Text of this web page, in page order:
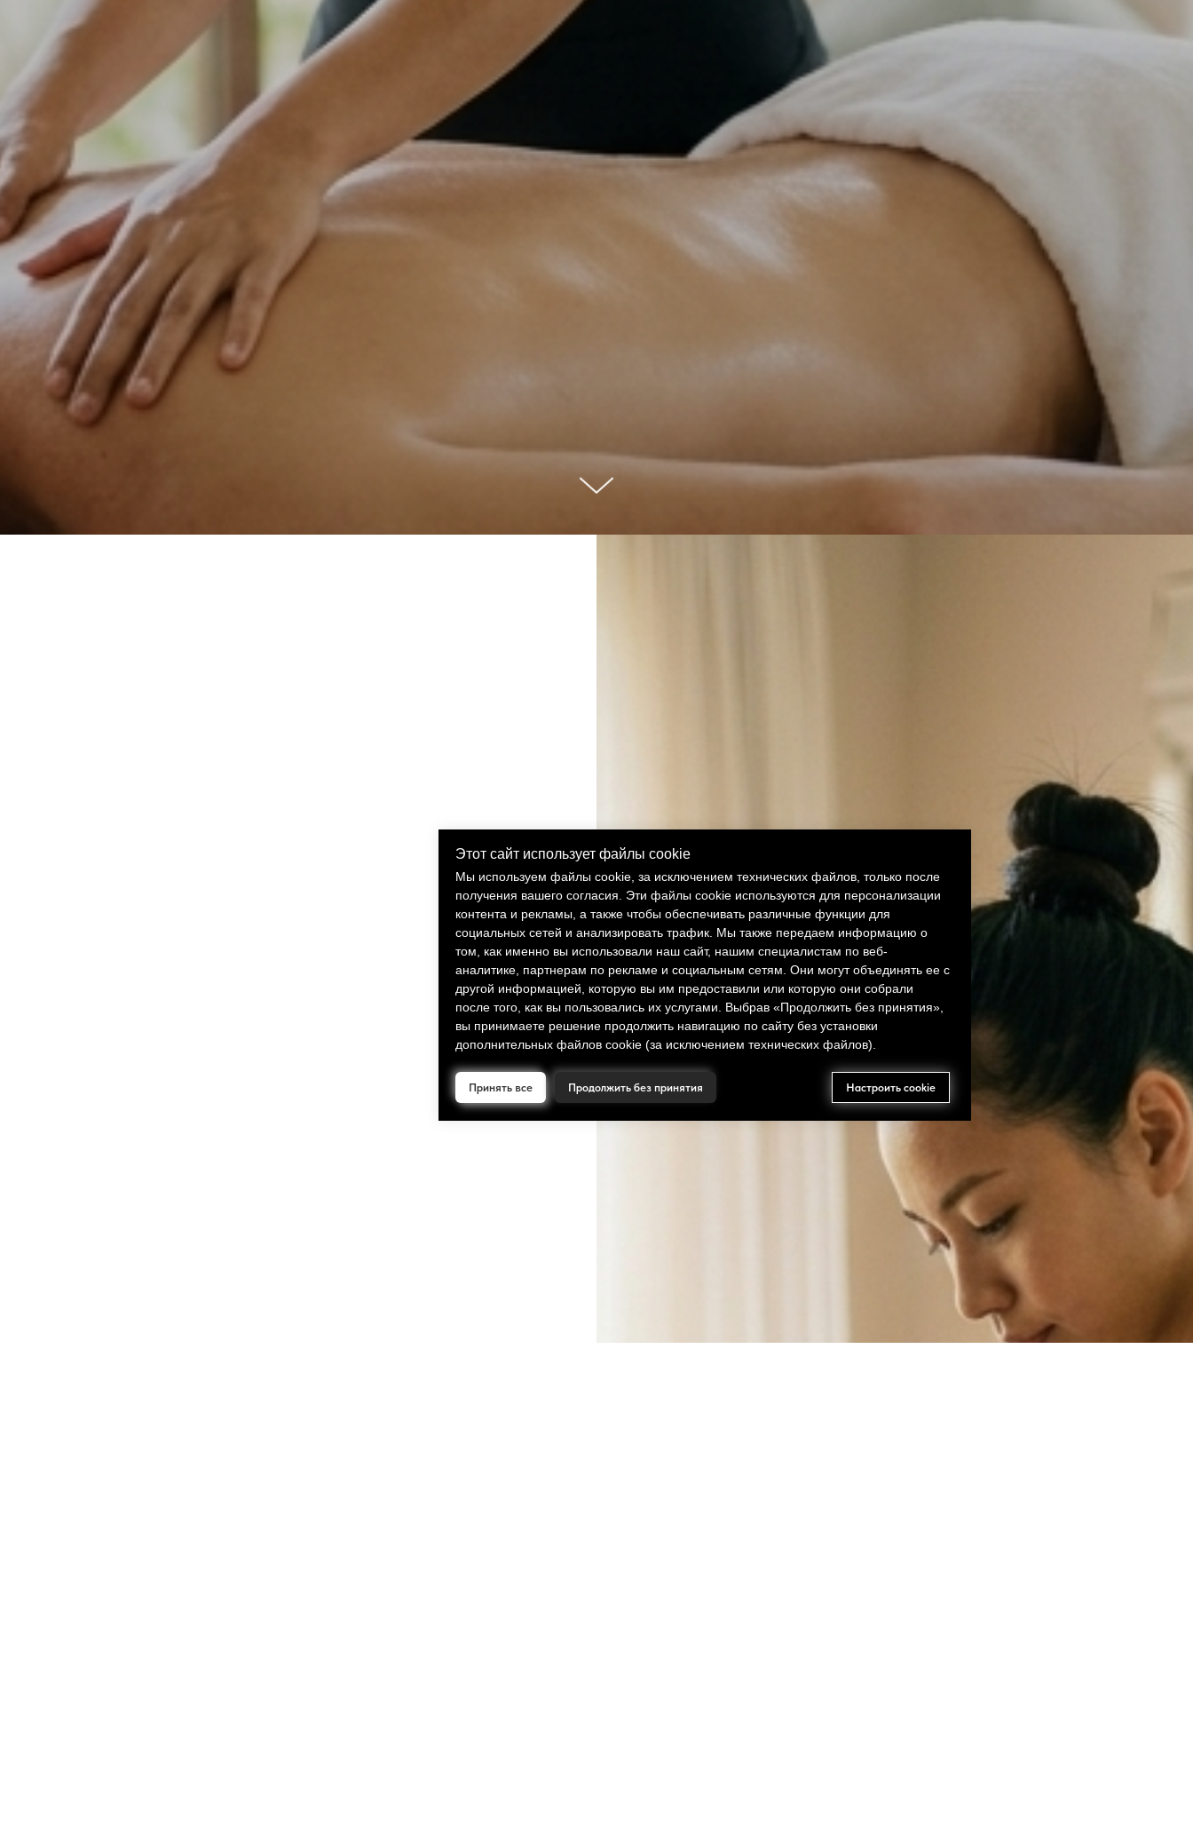
Этот сайт использует файлы cookie
Мы используем файлы cookie, за исключением технических файлов, только после
получения вашего согласия. Эти файлы cookie используются для персонализации
контента и рекламы, а также чтобы обеспечивать различные функции для
социальных сетей и анализировать трафик. Мы также передаем информацию о
том, как именно вы использовали наш сайт, нашим специалистам по веб-
аналитике, партнерам по рекламе и социальным сетям. Они могут объединять ее с
другой информацией, которую вы им предоставили или которую они собрали
после того, как вы пользовались их услугами. Выбрав «Продолжить без принятия»,
вы принимаете решение продолжить навигацию по сайту без установки
дополнительных файлов cookie (за исключением технических файлов).
Принять все Продолжить без принятия Настроить cookie